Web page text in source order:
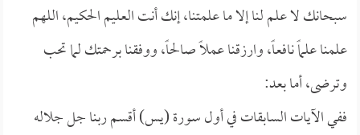
سبحانك لا علم لنا إلا ما علمتنا، إنك أنت العليم الحكيم، اللهم
علمنا علماً نافعاً، وارزقنا عملاً صالحاً، ووفقنا برحمتك لما تحب
وترضى، أما بعد:
ففي الآيات السابقات في أول سورة (يس) أقسم ربنا جل جلاله